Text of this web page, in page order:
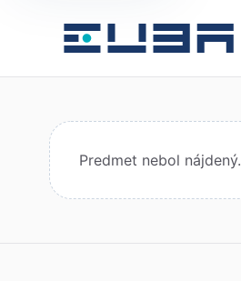
Predmet nebol nájdený.